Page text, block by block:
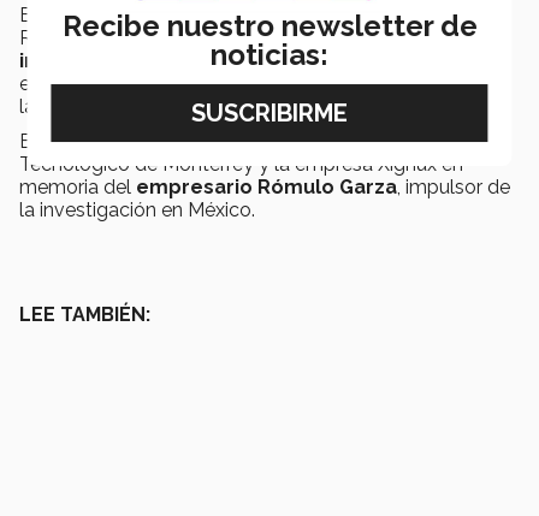
En el marco del TecScience Summit, el Premio
Rómulo Garza honró el 29 de febrero lalabor en
investigación
de profesores investigadores y
estudiantes de preparatoria, profesional y posgrado de
la institución.
Este premio es entregadodesde 1974por el
Tecnológico de Monterrey y la empresa Xignux en
memoria del empresario Rómulo Garza, impulsor de
la investigación en México.
LEE TAMBIÉN:
Recibe nuestro newsletter de
noticias: